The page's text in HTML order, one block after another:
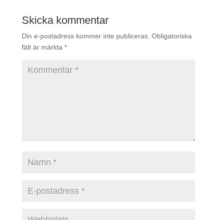
Skicka kommentar
Din e-postadress kommer inte publiceras. Obligatoriska
fält är märkta *